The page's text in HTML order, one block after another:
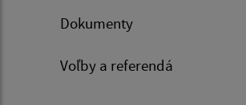
Dokumenty
Voľby a referendá